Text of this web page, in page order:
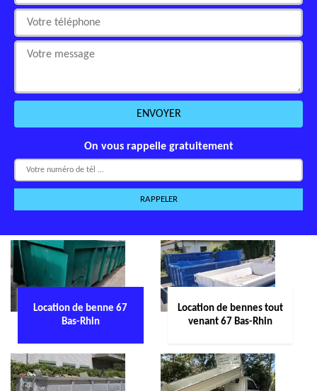
On vous rappelle gratuitement
Location de benne 67
Bas-Rhin
Location de bennes tout
venant 67 Bas-Rhin